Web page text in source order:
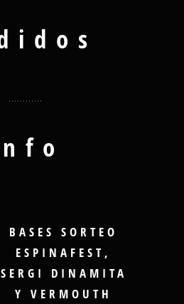
BASES SORTEO
ESPINAFEST,
SERGI DINAMITA
Y VERMOUTH